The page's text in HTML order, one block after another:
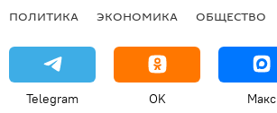
ПОЛИТИКА ЭКОНОМИКА ОБЩЕСТВО
Telegram OK Макс